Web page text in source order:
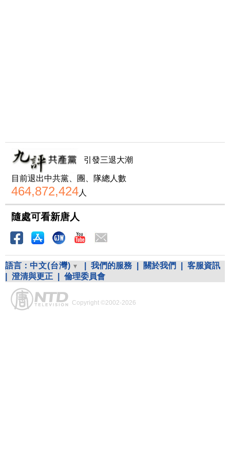
引發三退大潮
目前退出中共黨、團、隊總人數
464,872,424人
隨處可看新唐人
語言： 中文(台灣) 我們的服務 關於我們
客服資訊
澄清與更正 倫理委員會
Copyright ©2002-2026